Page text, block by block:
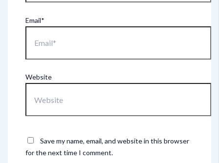
Email*
Website
Save my name, email, and website in this browser
for the next time I comment.